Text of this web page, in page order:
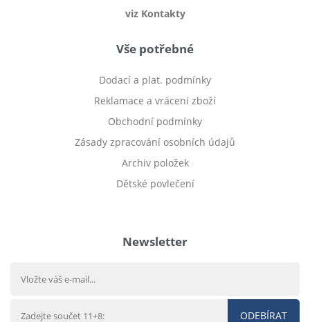
viz Kontakty
Vše potřebné
Dodací a plat. podmínky
Reklamace a vrácení zboží
Obchodní podmínky
Zásady zpracování osobních údajů
Archiv položek
Dětské povlečení
Newsletter
ODEBÍRAT